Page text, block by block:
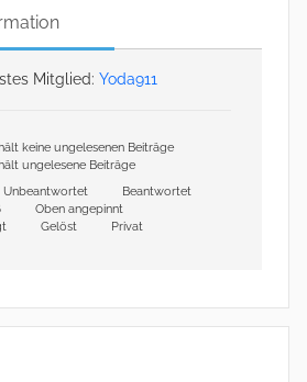
Mitglied: Yoda911
keine ungelesenen Beiträge
ungelesene Beiträge
Unbeantwortet
Beantwortet
Oben angepinnt
Gelöst
Privat